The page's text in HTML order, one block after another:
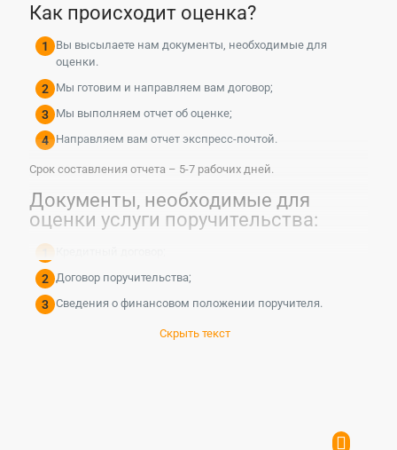
Как происходит оценка?
Вы высылаете нам документы, необходимые для
оценки.
Мы готовим и направляем вам договор;
Мы выполняем отчет об оценке;
Направляем вам отчет экспресс-почтой.
Срок составления отчета – 5-7 рабочих дней.
Документы, необходимые для
оценки услуги поручительства:
Договор поручительства;
Сведения о финансовом положении поручителя.
Скрыть текст